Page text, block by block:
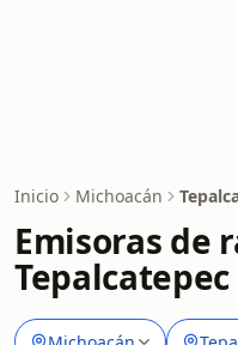
Inicio Michoacán
Emisoras de